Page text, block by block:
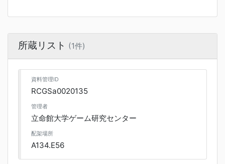
所蔵リスト (1件)
資料管理ID
RCGSa0020135
管理者
立命館大学ゲーム研究センター
配架場所
A134.E56